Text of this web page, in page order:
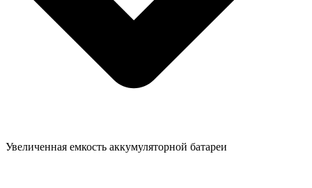
Увеличенная емкость аккумуляторной батареи